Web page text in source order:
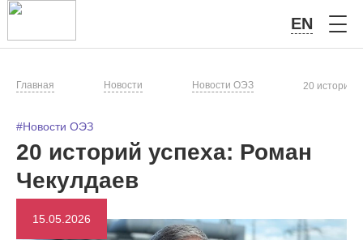
EN
Главная Новости Новости ОЭЗ 20 историй
#Новости ОЭЗ
20 историй успеха: Роман
Чекулдаев
15.05.2026